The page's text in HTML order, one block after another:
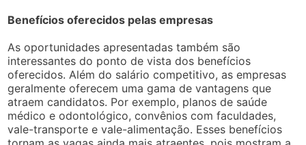
Benefícios oferecidos pelas empresas
As oportunidades apresentadas também são
interessantes do ponto de vista dos benefícios
oferecidos. Além do salário competitivo, as empresas
geralmente oferecem uma gama de vantagens que
atraem candidatos. Por exemplo, planos de saúde
médico e odontológico, convênios com faculdades,
vale-transporte e vale-alimentação. Esses benefícios